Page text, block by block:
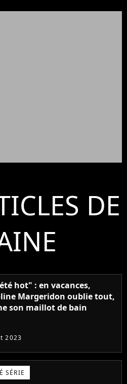
DE
hot" : en vacances,
Margeridon oublie tout,
son maillot de bain
2023
SÉRIE